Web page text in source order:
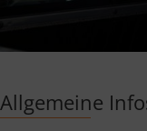
Allgemeine